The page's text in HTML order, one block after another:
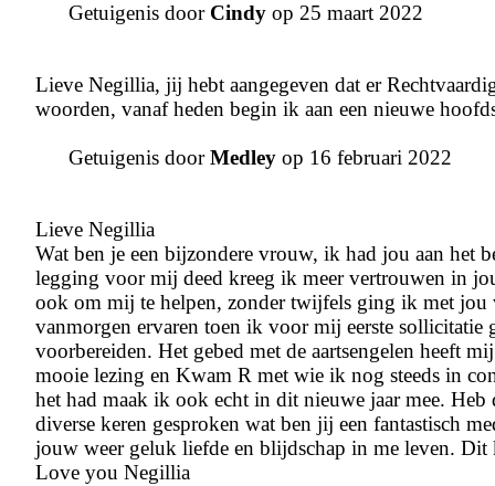
Getuigenis door Cindy op 25 maart 2022
Lieve Negillia, jij hebt aangegeven dat er
woorden, vanaf heden begin ik aan een nieuwe
Getuigenis doorMedley op 16 februari 2022
Lieve Negillia
Wat ben je een bijzondere vrouw, ik had jou aan het
legging voor mij deed kreeg ik meer vertrouwen in
ook om mij te helpen, zonder twijfels ging ik met jou
vanmorgen ervaren toen ik voor mij eerste
voorbereiden. Het gebed met de aartsengelen heeft
mooie lezing en Kwam R met wie ik nog steeds in
het had maak ik ook echt in dit nieuwe jaar mee.
diverse keren gesproken wat ben jij een fantastisch
jouw weer geluk liefde en blijdschap in me leven. Dit
Love you Negillia